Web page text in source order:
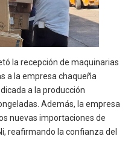
la recepción de maquinarias
a la empresa chaqueña
a la producción
Además, la empresa
nuevas importaciones de
reafirmando la confianza del